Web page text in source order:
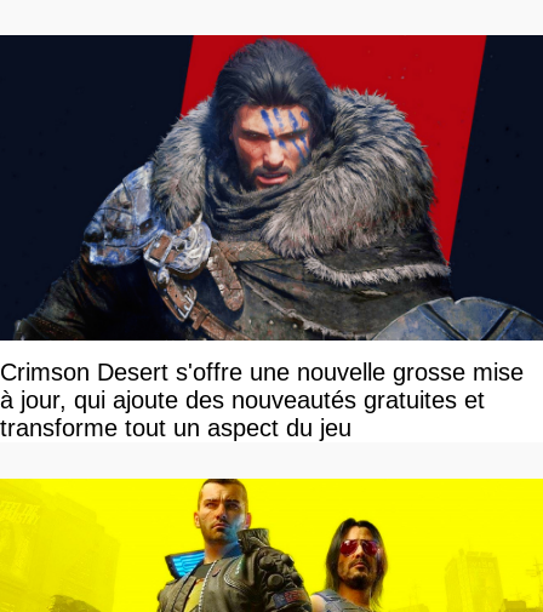
Crimson Desert s'offre une nouvelle grosse mise
à jour, qui ajoute des nouveautés gratuites et
transforme tout un aspect du jeu